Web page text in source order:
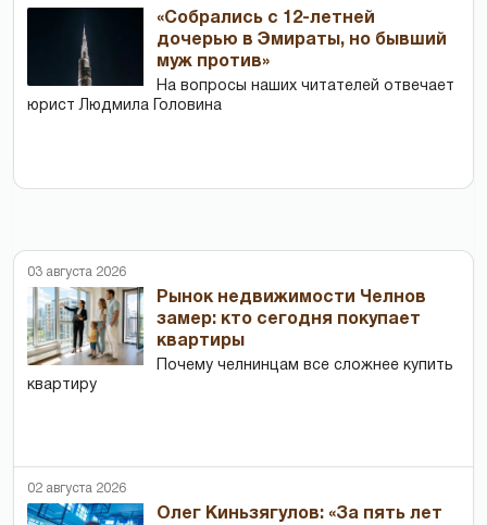
«Собрались с 12-летней
дочерью в Эмираты, но бывший
муж против»
На вопросы наших читателей отвечает
юрист Людмила Головина
03 августа 2026
Рынок недвижимости Челнов
замер: кто сегодня покупает
квартиры
Почему челнинцам все сложнее купить
квартиру
02 августа 2026
Олег Киньзягулов: «За пять лет